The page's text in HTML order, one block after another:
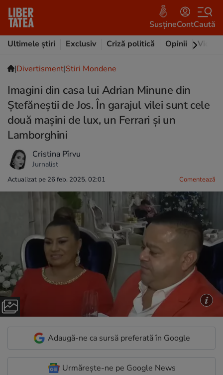
SusțineContCaută
Ultimele știri
Exclusiv Criză politică Opinii Video
|Divertisment|Stiri Mondene
Imagini din casa lui Adrian Minune din
Ștefăneștii de Jos. În garajul vilei sunt cele
două mașini de lux, un Ferrari și un
Lamborghini
Cristina Pîrvu
Jurnalist
Actualizat pe 26 feb. 2025, 02:01 Comentează
Adaugă-ne ca sursă preferată în Google
Urmărește-ne pe Google News